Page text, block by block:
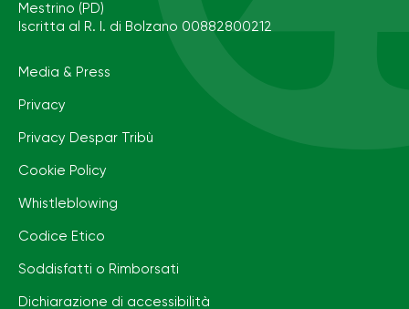
Mestrino (PD)
Iscritta al R. I. di Bolzano 00882800212
Media & Press
Privacy
Privacy Despar Tribù
Cookie Policy
Whistleblowing
Codice Etico
Soddisfatti o Rimborsati
Dichiarazione di accessibilità